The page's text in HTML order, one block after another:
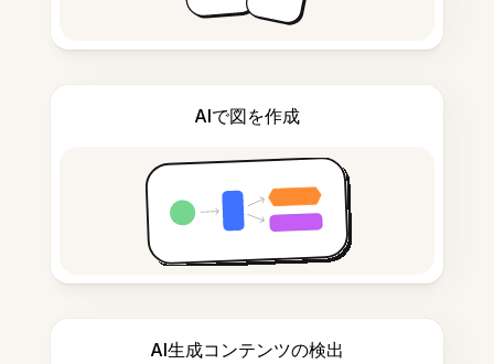
AIで図を作成
AI生成コンテンツの検出